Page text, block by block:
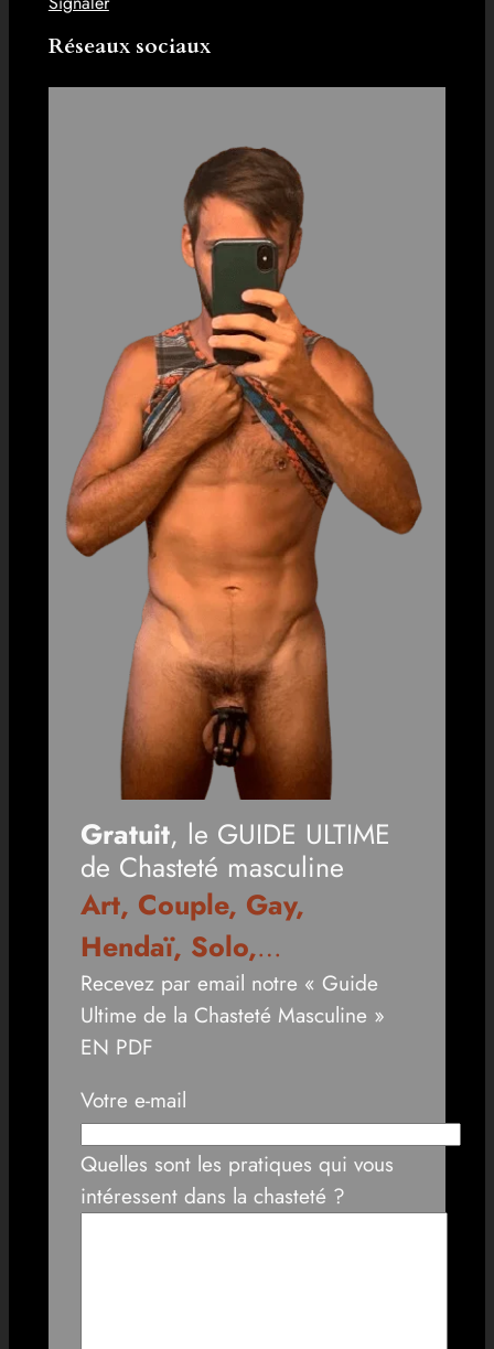
Réseaux sociaux
Gratuit, le GUIDE ULTIME
de Chasteté masculine
Art, Couple, Gay,
Hendaï, Solo,…
Recevez par email notre « Guide
Ultime de la Chasteté Masculine »
EN PDF
Votre e-mail
Quelles sont les pratiques qui vous
intéressent dans la chasteté ?